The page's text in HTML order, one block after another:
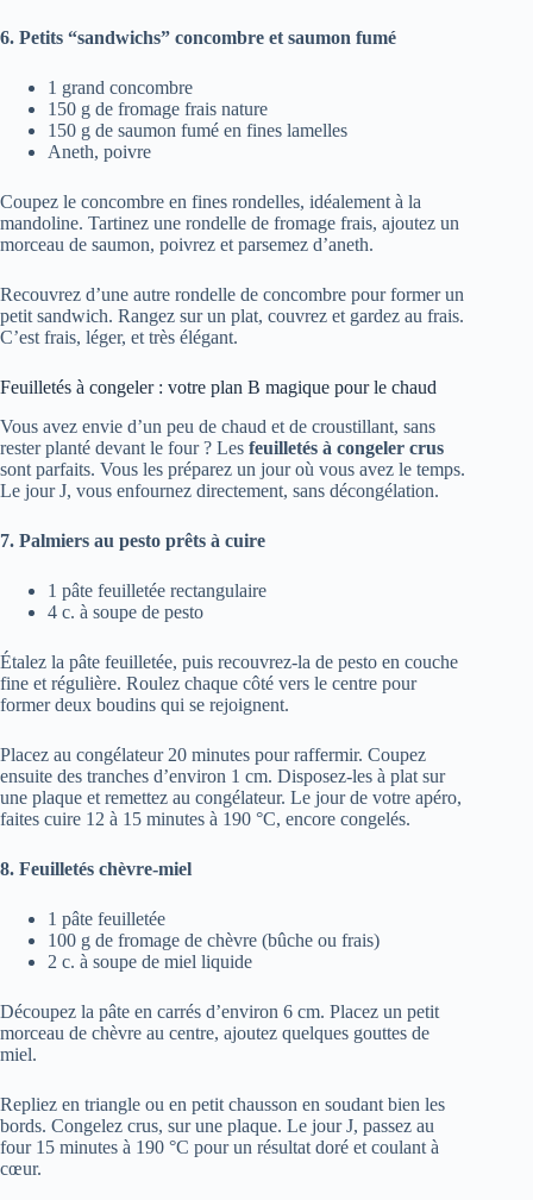
6. Petits “sandwichs” concombre et saumon fumé
1 grand concombre
150 g de fromage frais nature
150 g de saumon fumé en fines lamelles
Aneth, poivre
Coupez le concombre en fines rondelles, idéalement à la
mandoline. Tartinez une rondelle de fromage frais, ajoutez un
morceau de saumon, poivrez et parsemez d’aneth.
Recouvrez d’une autre rondelle de concombre pour former un
petit sandwich. Rangez sur un plat, couvrez et gardez au frais.
C’est frais, léger, et très élégant.
Feuilletés à congeler : votre plan B magique pour le chaud
Vous avez envie d’un peu de chaud et de croustillant, sans
rester planté devant le four ? Les feuilletés à congeler crus
sont parfaits. Vous les préparez un jour où vous avez le temps.
Le jour J, vous enfournez directement, sans décongélation.
7. Palmiers au pesto prêts à cuire
1 pâte feuilletée rectangulaire
4 c. à soupe de pesto
Étalez la pâte feuilletée, puis recouvrez-la de pesto en couche
fine et régulière. Roulez chaque côté vers le centre pour
former deux boudins qui se rejoignent.
Placez au congélateur 20 minutes pour raffermir. Coupez
ensuite des tranches d’environ 1 cm. Disposez-les à plat sur
une plaque et remettez au congélateur. Le jour de votre apéro,
faites cuire 12 à 15 minutes à 190 °C, encore congelés.
8. Feuilletés chèvre-miel
1 pâte feuilletée
100 g de fromage de chèvre (bûche ou frais)
2 c. à soupe de miel liquide
Découpez la pâte en carrés d’environ 6 cm. Placez un petit
morceau de chèvre au centre, ajoutez quelques gouttes de
miel.
Repliez en triangle ou en petit chausson en soudant bien les
bords. Congelez crus, sur une plaque. Le jour J, passez au
four 15 minutes à 190 °C pour un résultat doré et coulant à
cœur.